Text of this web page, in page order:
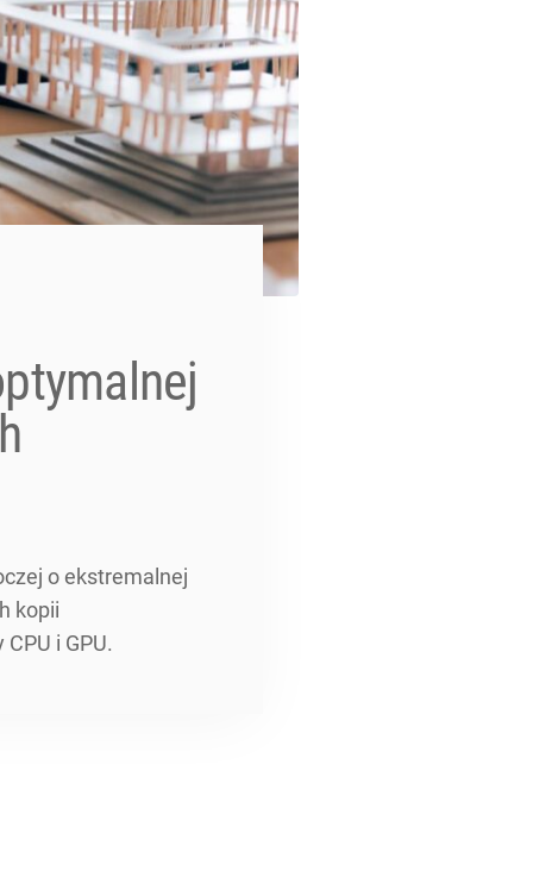
o ekstremalnej
kopii
i GPU.